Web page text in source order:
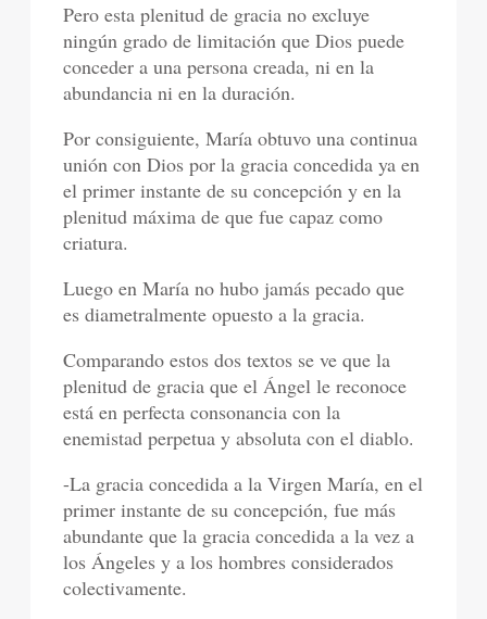
Pero esta plenitud de gracia no excluye
ningún grado de limitación que Dios puede
conceder a una persona creada, ni en la
abundancia ni en la duración.
Por consiguiente, María obtuvo una continua
unión con Dios por la gracia concedida ya en
el primer instante de su concepción y en la
plenitud máxima de que fue capaz como
criatura.
Luego en María no hubo jamás pecado que
es diametralmente opuesto a la gracia.
Comparando estos dos textos se ve que la
plenitud de gracia que el Ángel le reconoce
está en perfecta consonancia con la
enemistad perpetua y absoluta con el diablo.
-La gracia concedida a la Virgen María, en el
primer instante de su concepción, fue más
abundante que la gracia concedida a la vez a
los Ángeles y a los hombres considerados
colectivamente.